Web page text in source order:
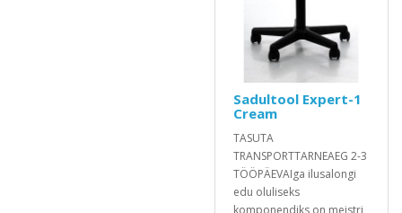
Sadultool Expert-1
Cream
TASUTA
TRANSPORTTARNEAEG 2-3
TÖÖPÄEVAIga ilusalongi
edu oluliseks
komponendiks on meistri